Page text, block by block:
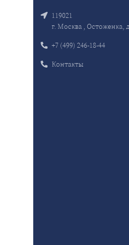
119021
г. Москва , Остоженка,
+7 (499) 246-18-44
Контакты